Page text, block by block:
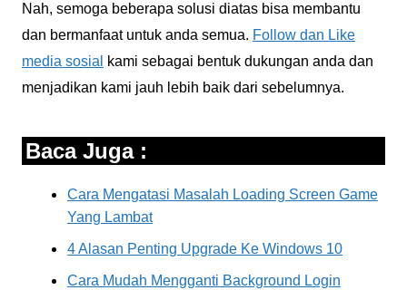
Nah, semoga beberapa solusi diatas bisa membantu
dan bermanfaat untuk anda semua. Follow dan Like
media sosial
kami sebagai bentuk dukungan anda dan
menjadikan kami jauh lebih baik dari sebelumnya.
Baca Juga :
Cara Mengatasi Masalah Loading Screen Game
Yang Lambat
4 Alasan Penting Upgrade Ke Windows 10
Cara Mudah Mengganti Background Login